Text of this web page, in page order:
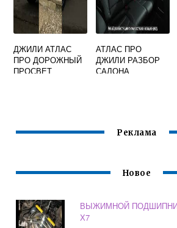
ДЖИЛИ АТЛАС
ПРО ДОРОЖНЫЙ
ПРОСВЕТ
АТЛАС ПРО
ДЖИЛИ РАЗБОР
САЛОНА
Реклама
Новое
ВЫЖИМНОЙ
Х7